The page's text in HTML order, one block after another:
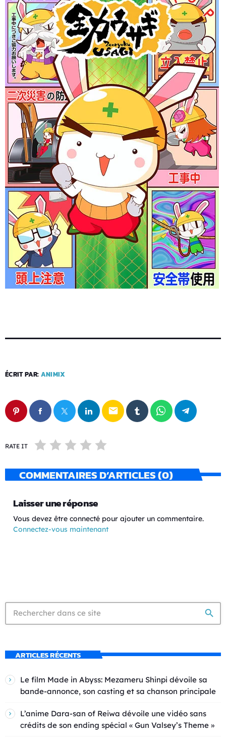
ÉCRIT PAR: ANIMIX
email
RATE IT
COMMENTAIRES D’ARTICLES (0)
Laisser une réponse
Vous devez être connecté pour ajouter un commentaire.
Connectez-vous maintenant
search
ARTICLES RÉCENTS
Le film Made in Abyss: Mezameru Shinpi dévoile sa
bande-annonce, son casting et sa chanson principale
L’anime Dara-san of Reiwa dévoile une vidéo sans
crédits de son ending spécial « Gun Valsey’s Theme »